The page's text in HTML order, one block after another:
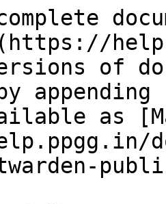
of
as